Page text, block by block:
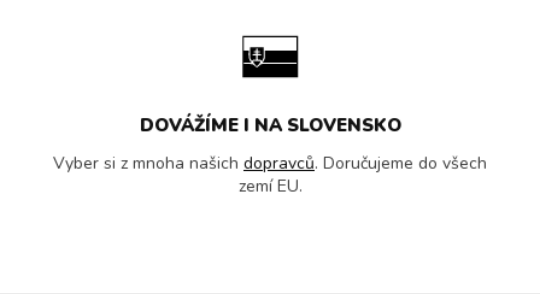
DOVÁŽÍME I NA SLOVENSKO
Vyber si z mnoha našich dopravců. Doručujeme do všech
zemí EU.